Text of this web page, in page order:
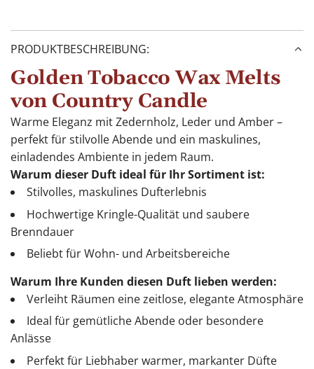
PRODUKTBESCHREIBUNG:
Golden Tobacco Wax Melts
von Country Candle
Warme Eleganz mit Zedernholz, Leder und Amber –
perfekt für stilvolle Abende und ein maskulines,
einladendes Ambiente in jedem Raum.
Warum dieser Duft ideal für Ihr Sortiment ist:
Stilvolles, maskulines Dufterlebnis
Hochwertige Kringle-Qualität und saubere
Brenndauer
Beliebt für Wohn- und Arbeitsbereiche
Warum Ihre Kunden diesen Duft lieben werden:
Verleiht Räumen eine zeitlose, elegante Atmosphäre
Ideal für gemütliche Abende oder besondere
Anlässe
Perfekt für Liebhaber warmer, markanter Düfte